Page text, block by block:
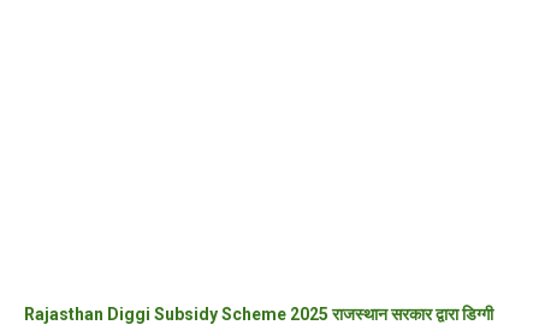
Rajasthan Diggi Subsidy Scheme 2025 राजस्थान सरकार द्वारा डिग्गी